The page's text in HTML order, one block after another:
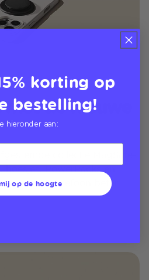
met de nieuwe
collectie MagSafe-
hoesjes, PowerPacks en
met uw telefoon beter
korting op
bestelling!
hieronder aan:
op de hoogte